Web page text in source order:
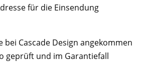
für die Einsendung
bei Cascade Design angekommen
geprüft und im Garantiefall